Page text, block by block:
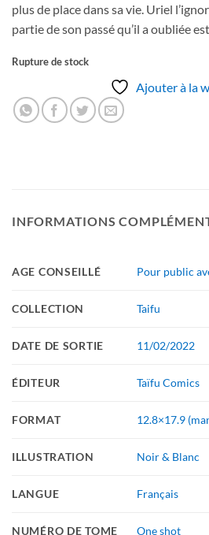
plus de place dans sa vie. Uriel
partie de son passé qu’il a oubliée
Rupture de stock
Ajouter à la
INFORMATIONS
AGE CONSEILLÉ Pour public
COLLECTION Taifu
DATE DE SORTIE 11/02/2022
ÉDITEUR Taïfu Comics
FORMAT 12.8×17.9
ILLUSTRATION Noir & Blanc
LANGUE Français
NUMÉRO DE TOME One shot